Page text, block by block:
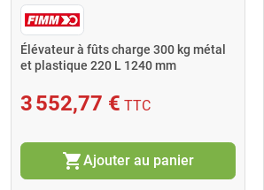
Élévateur à fûts charge 300 kg métal
et plastique 220 L 1240 mm
3 552,77 € TTC
shopping_cartAjouter au panier